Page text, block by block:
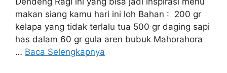
makan siang kamu hari ini loh Bahan : 200 gr
kelapa yang tidak terlalu tua 500 gr daging sapi
has dalam 60 gr gula aren bubuk Mahorahora
… Baca Selengkapnya